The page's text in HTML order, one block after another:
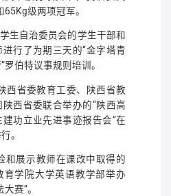
级两项冠军。
生自治委员会的学生干部和
行了为期三天的“金字塔青
伯特议事规则培训。
西省委教育工委、陕西省教
西省委联合举办的“陕西高
功立业先进事迹报告会”在
。
和展示教师在课改中取得的
育学院大学英语教学部举办
赛”。